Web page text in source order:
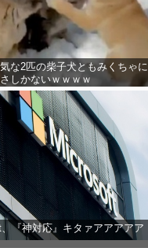
な2匹の柴子犬ともみくちゃに
しかないｗｗｗｗ
、『神対応』キタァアアアアア